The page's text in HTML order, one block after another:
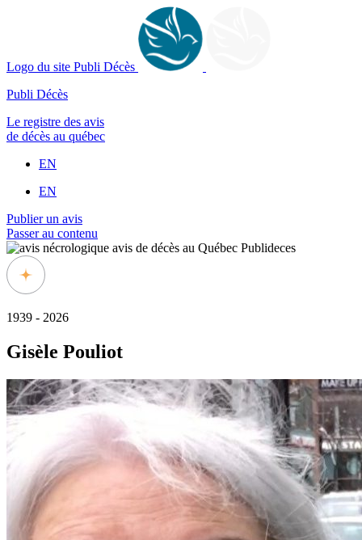
Logo du site Publi Décès
Publi Décès
Le registre des avis
de décès au québec
EN
EN
Publier un avis
Passer au contenu
1939 - 2026
Gisèle Pouliot